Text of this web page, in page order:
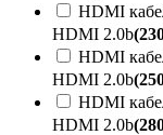
HDMI
HDMI 2.0b
HDMI
HDMI 2.0b
HDMI
HDMI 2.0b